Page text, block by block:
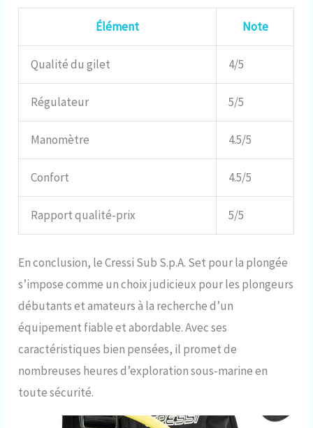
Élément Note
Qualité du gilet 4/5
Régulateur 5/5
Manomètre 4.5/5
Confort 4.5/5
Rapport qualité-prix 5/5
En conclusion, le Cressi Sub S.p.A. Set pour la plongée
s’impose comme un choix judicieux pour les plongeurs
débutants et amateurs à la recherche d’un
équipement fiable et abordable. Avec ses
caractéristiques bien pensées, il promet de
nombreuses heures d’exploration sous-marine en
toute sécurité.